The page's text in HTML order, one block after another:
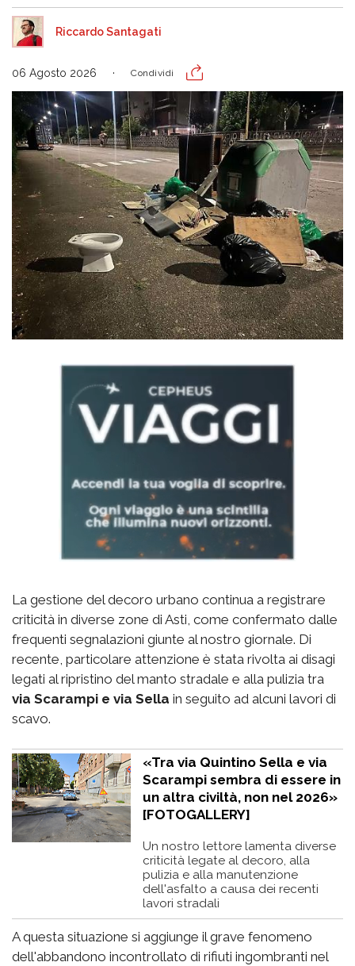
Riccardo Santagati
06 Agosto 2026 Condividi
La gestione del decoro urbano continua a registrare
criticità in diverse zone di Asti, come confermato dalle
frequenti segnalazioni giunte al nostro giornale. Di
recente, particolare attenzione è stata rivolta ai disagi
legati al ripristino del manto stradale e alla pulizia tra
via Scarampi e via Sella in seguito ad alcuni lavori di
scavo.
«Tra via Quintino Sella e via
Scarampi sembra di essere in
un altra civiltà, non nel 2026»
[FOTOGALLERY]
Un nostro lettore lamenta diverse
criticità legate al decoro, alla
pulizia e alla manutenzione
dell'asfalto a causa dei recenti
lavori stradali
A questa situazione si aggiunge il grave fenomeno
dell'abbandono incontrollato di rifiuti ingombranti nel